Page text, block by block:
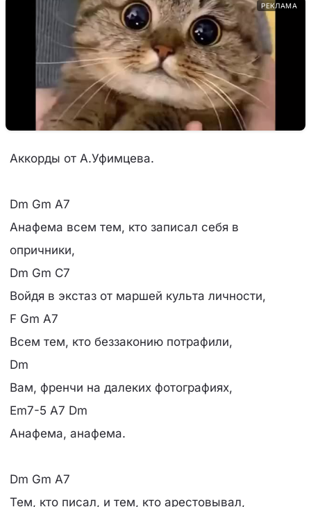
РЕКЛАМА
Аккорды от А.Уфимцева.
Dm Gm A7
Анафема всем тем, кто записал себя в
опричники,
Dm Gm C7
Войдя в экстаз от маршей культа личности,
F Gm A7
Всем тем, кто беззаконию потрафили,
Dm
Вам, френчи на далеких фотографиях,
Em7-5 A7 Dm
Анафема, анафема.
Dm Gm A7
Тем, кто писал, и тем, кто арестовывал,